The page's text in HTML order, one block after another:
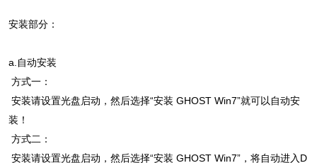
安装部分：
a.自动安装
方式一：
安装请设置光盘启动，然后选择“安装 GHOST Win7”就可以自动安
装！
方式二：
安装请设置光盘启动，然后选择“安装 GHOST Win7”，将自动进入D